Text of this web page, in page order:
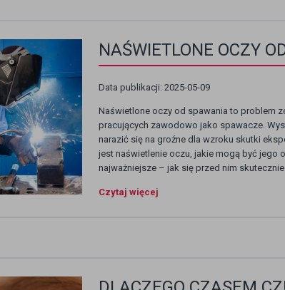
NAŚWIETLONE OCZY
Data publikacji: 2025-05-09
Naświetlone oczy od spawania to problem
pracujących zawodowo jako spawacze.
narazić się na groźne dla wzroku skutki
jest naświetlenie oczu, jakie mogą być jego
najważniejsze – jak się przed nim
Czytaj więcej